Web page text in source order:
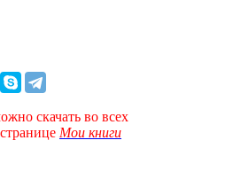
скачать во всех
Мои книги